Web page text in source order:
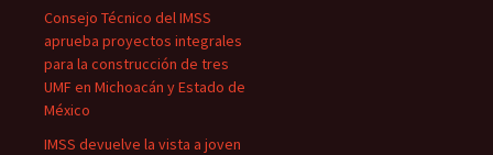
Consejo Técnico del IMSS
aprueba proyectos integrales
para la construcción de tres
UMF en Michoacán y Estado de
México
IMSS devuelve la vista a joven